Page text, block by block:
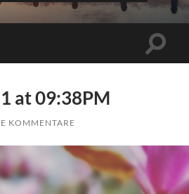
at 09:38PM
KOMMENTARE